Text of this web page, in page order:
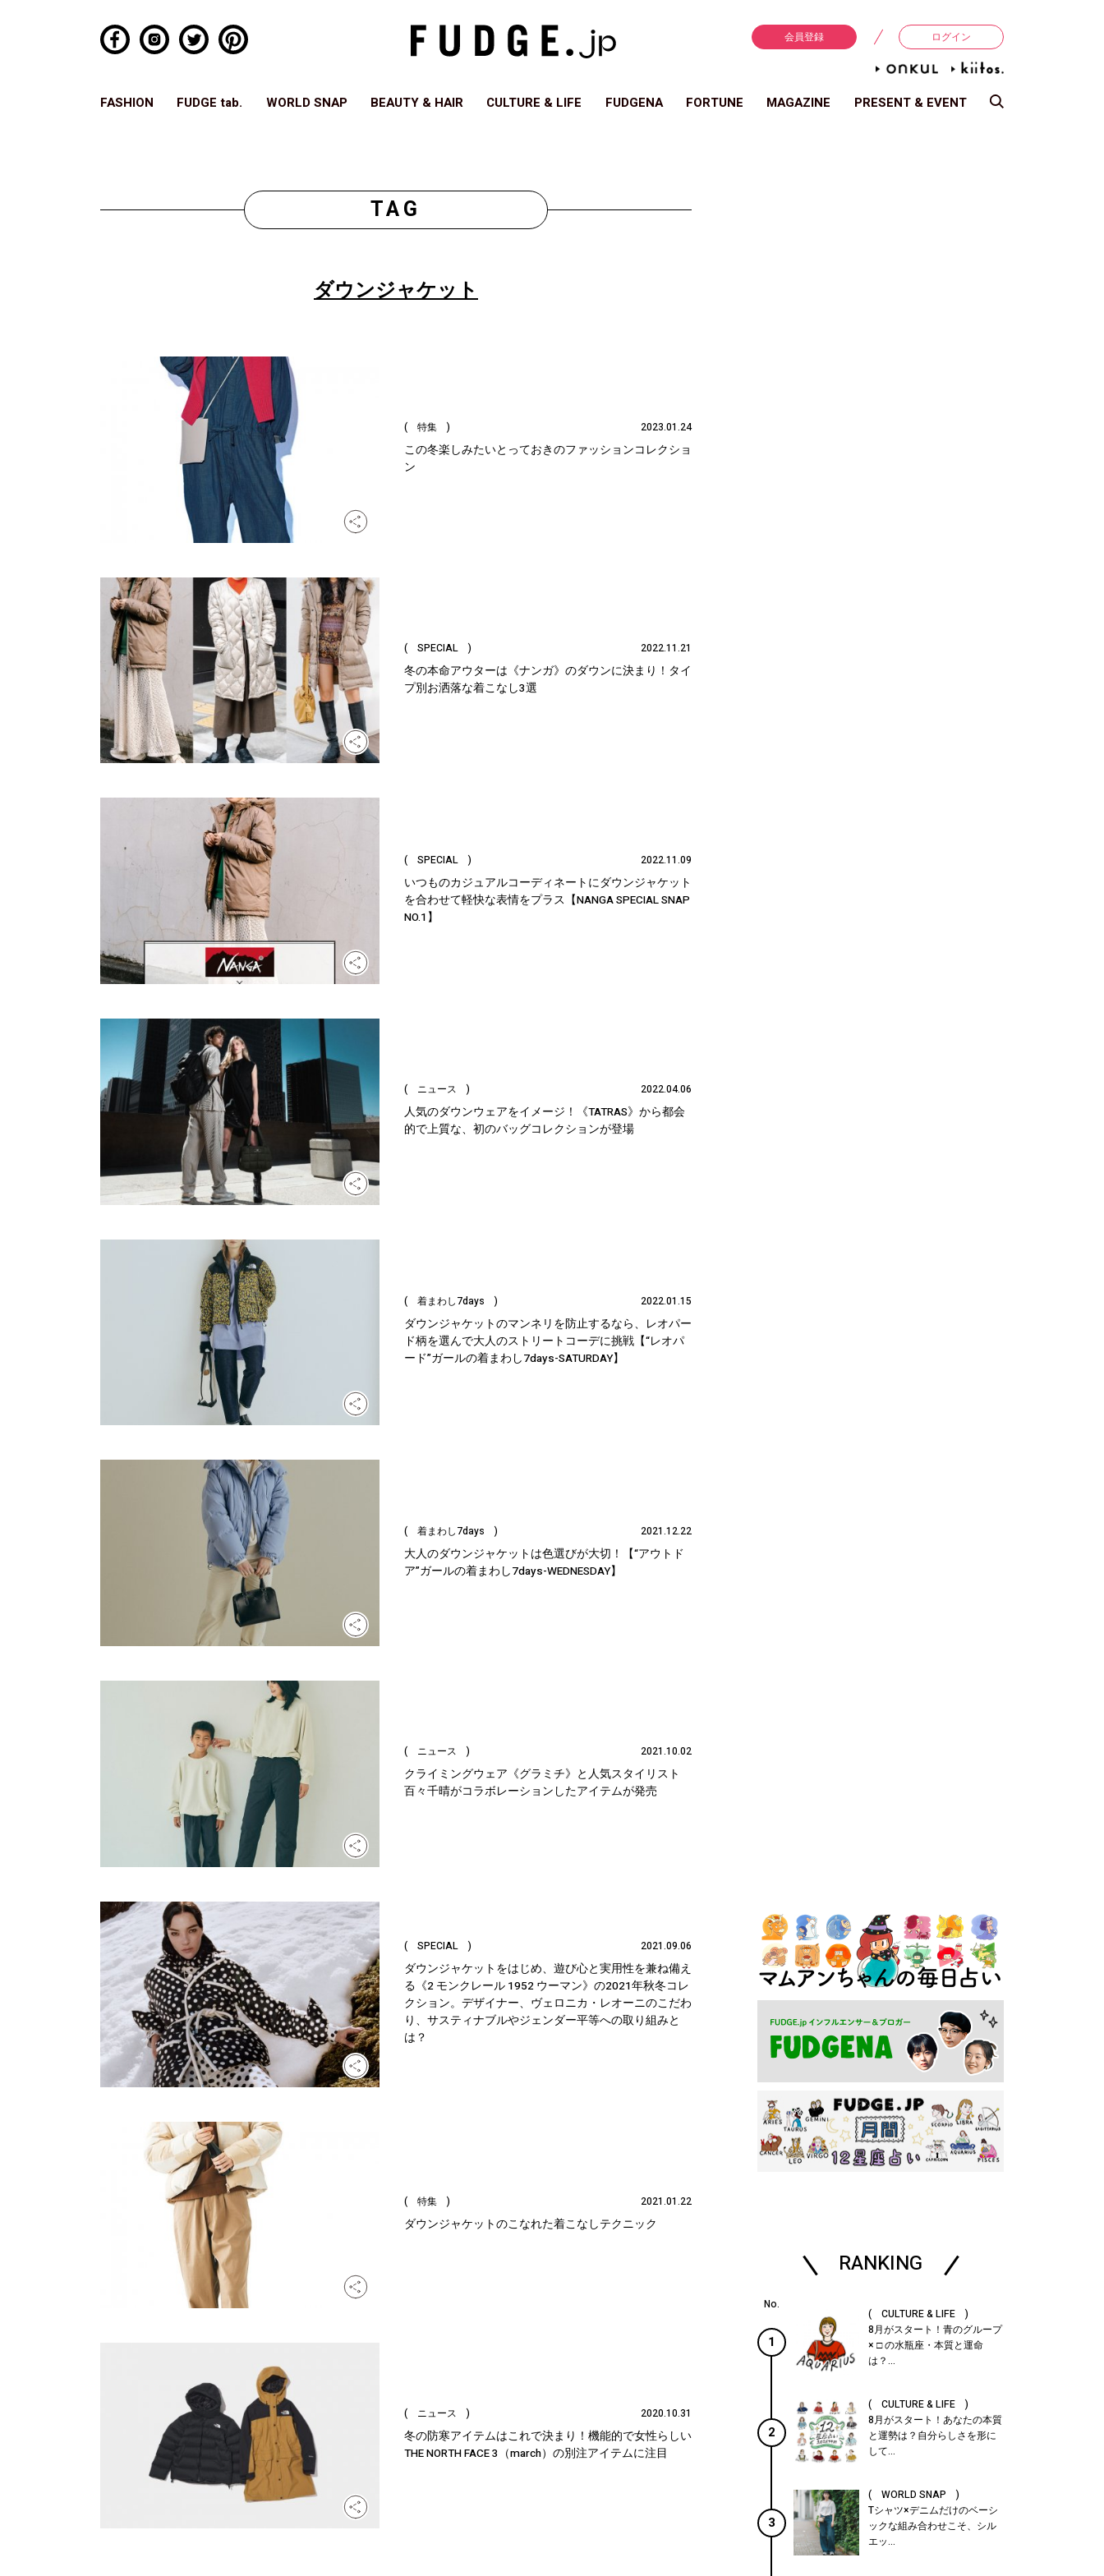
会員登録 ログイン
FASHION FUDGE tab. WORLD SNAP BEAUTY & HAIR CULTURE & LIFE FUDGENA FORTUNE MAGAZINE PRESENT & EVENT
TAG
ダウンジャケット
( 特集 ) 2023.01.24
この冬楽しみたいとっておきのファッションコレクショ
ン
( SPECIAL ) 2022.11.21
冬の本命アウターは《ナンガ》のダウンに決まり！タイ
プ別お洒落な着こなし3選
( SPECIAL ) 2022.11.09
いつものカジュアルコーディネートにダウンジャケット
を合わせて軽快な表情をプラス【NANGA SPECIAL SNAP
NO.1】
( ニュース ) 2022.04.06
人気のダウンウェアをイメージ！《TATRAS》から都会
的で上質な、初のバッグコレクションが登場
( 着まわし7days ) 2022.01.15
ダウンジャケットのマンネリを防止するなら、レオパー
ド柄を選んで大人のストリートコーデに挑戦【“レオパ
ード”ガールの着まわし7days-SATURDAY】
( 着まわし7days ) 2021.12.22
大人のダウンジャケットは色選びが大切！【“アウトド
ア”ガールの着まわし7days-WEDNESDAY】
( ニュース ) 2021.10.02
クライミングウェア《グラミチ》と人気スタイリスト
百々千晴がコラボレーションしたアイテムが発売
( SPECIAL ) 2021.09.06
ダウンジャケットをはじめ、遊び心と実用性を兼ね備え
る《2 モンクレール 1952 ウーマン》の2021年秋冬コレ
クション。デザイナー、ヴェロニカ・レオーニのこだわ
り、サスティナブルやジェンダー平等への取り組みと
は？
( 特集 ) 2021.01.22
ダウンジャケットのこなれた着こなしテクニック
( ニュース ) 2020.10.31
冬の防寒アイテムはこれで決まり！機能的で女性らしい
THE NORTH FACE 3（march）の別注アイテムに注目
RANKING
1
( CULTURE & LIFE )
8月がスタート！青のグループ
× □ の水瓶座・本質と運命
は？...
2
( CULTURE & LIFE )
8月がスタート！あなたの本質
と運勢は？自分らしさを形に
して...
3
( WORLD SNAP )
Tシャツ×デニムだけのベーシ
ックな組み合わせこそ、シル
エッ...